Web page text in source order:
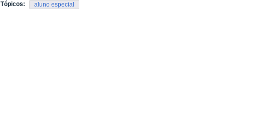
Tópicos: aluno especial